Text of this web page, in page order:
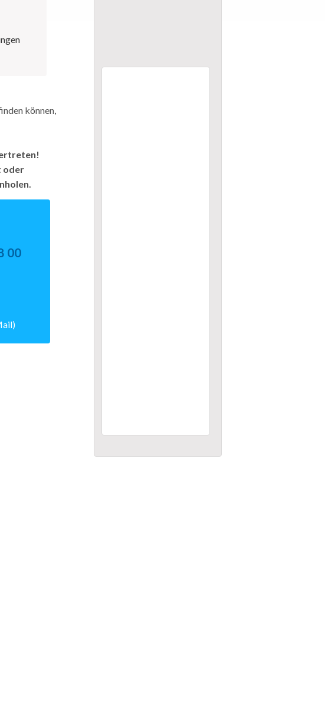
können,
oder
00